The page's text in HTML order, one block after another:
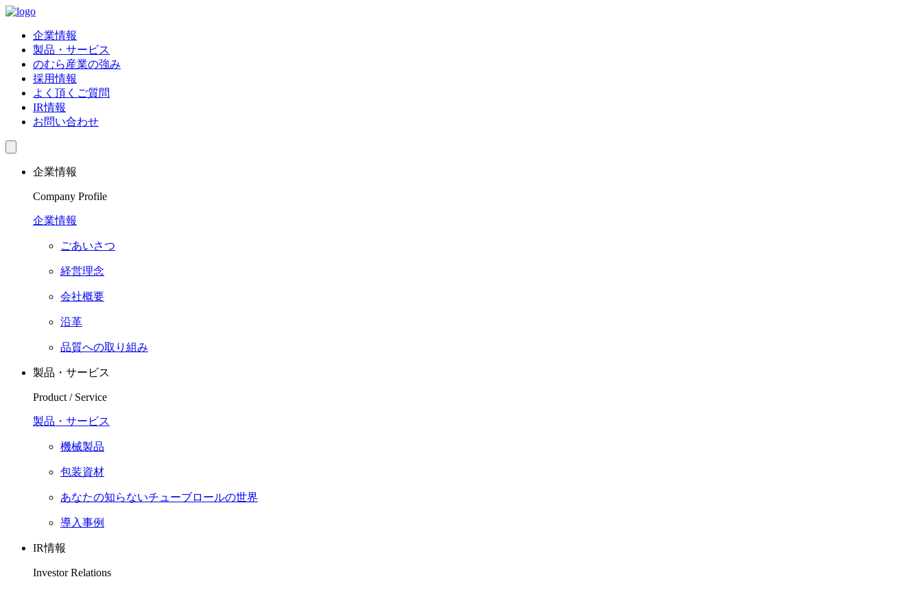
企業情報
製品・サービス
のむら産業の強み
採用情報
よく頂くご質問
IR情報
お問い合わせ
企業情報
Company Profile
企業情報
ごあいさつ
経営理念
会社概要
沿革
品質への取り組み
製品・サービス
Product / Service
製品・サービス
機械製品
包装資材
あなたの知らないチューブロールの世界
導入事例
IR情報
Investor Relations